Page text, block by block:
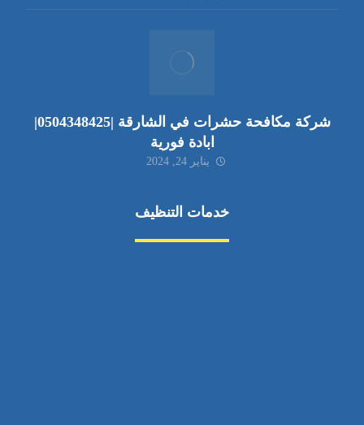
شركة مكافحة حشرات في الشارقة |0504348425|
ابادة فورية
يناير 24, 2024
خدمات التنظيف